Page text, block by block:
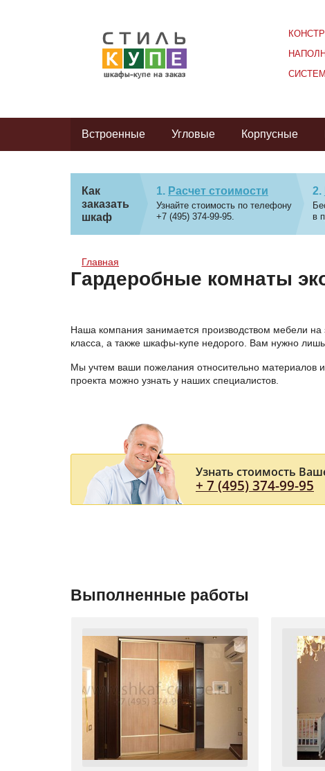
Встроенные Угловые Корпусные
Как
заказать
шкаф
Расчет стоимости
Узнайте стоимость по телефону
+7 (495) 374-99-95.
в
Главная
Гардеробные комнаты
Наша компания занимается производством мебели
класса, а также шкафы-купе недорого. Вам нужно
Мы учтем ваши пожелания относительно материалов
проекта можно узнать у наших специалистов.
Узнать стоимость
+ 7 (495) 374-99-95
Выполненные работы